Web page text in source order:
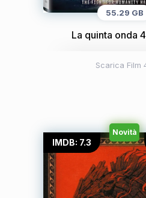
55.29 GB
La quinta onda
Scarica Film
IMDB: 7.3
Novità